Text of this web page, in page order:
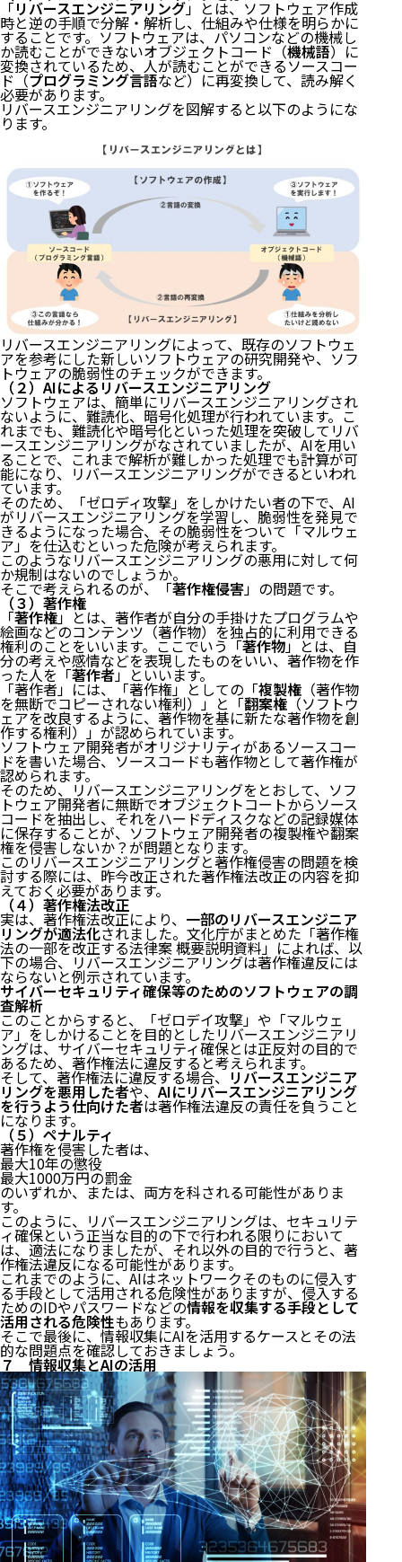
「リバースエンジニアリング」とは、ソフトウェア作成
時と逆の手順で分解・解析し、仕組みや仕様を明らかに
することです。ソフトウェアは、パソコンなどの機械し
か読むことができないオブジェクトコード（機械語）に
変換されているため、人が読むことができるソースコー
ド（プログラミング言語など）に再変換して、読み解く
必要があります。
リバースエンジニアリングを図解すると以下のようにな
ります。
リバースエンジニアリングによって、既存のソフトウェ
アを参考にした新しいソフトウェアの研究開発や、ソフ
トウェアの脆弱性のチェックができます。
（２）AIによるリバースエンジニアリング
ソフトウェアは、簡単にリバースエンジニアリングされ
ないように、難読化、暗号化処理が行われています。こ
れまでも、難読化や暗号化といった処理を突破してリバ
ースエンジニアリングがなされていましたが、AIを用い
ることで、これまで解析が難しかった処理でも計算が可
能になり、リバースエンジニアリングができるといわれ
ています。
そのため、「ゼロディ攻撃」をしかけたい者の下で、AI
がリバースエンジニアリングを学習し、脆弱性を発見で
きるようになった場合、その脆弱性をついて「マルウェ
ア」を仕込むといった危険が考えられます。
このようなリバースエンジニアリングの悪用に対して何
か規制はないのでしょうか。
そこで考えられるのが、「著作権侵害」の問題です。
（３）著作権
「著作権」とは、著作者が自分の手掛けたプログラムや
絵画などのコンテンツ（著作物）を独占的に利用できる
権利のことをいいます。ここでいう「著作物」とは、自
分の考えや感情などを表現したものをいい、著作物を作
った人を「著作者」といいます。
「著作者」には、「著作権」としての「複製権 （著作物
を無断でコピーされない権利）」と「翻案権（ソフトウ
ェアを改良するように、著作物を基に新たな著作物を創
作する権利）」が認められています。
ソフトウェア開発者がオリジナリティがあるソースコー
ドを書いた場合、ソースコードも著作物として著作権が
認められます。
そのため、リバースエンジニアリングをとおして、ソフ
トウェア開発者に無断でオブジェクトコートからソース
コードを抽出し、それをハードディスクなどの記録媒体
に保存することが、ソフトウェア開発者の複製権や翻案
権を侵害しないか？が問題となります。
このリバースエンジニアリングと著作権侵害の問題を検
討する際には、昨今改正された著作権法改正の内容を抑
えておく必要があります。
（４）著作権法改正
実は、著作権法改正により、 一部のリバースエンジニア
リングが適法化されました。文化庁がまとめた「著作権
法の一部を改正する法律案 概要説明資料」によれば、以
下の場合、リバースエンジニアリングは著作権違反には
ならないと例示されています。
サイバーセキュリティ確保等のためのソフトウェアの調
査解析
このことからすると、「ゼロデイ攻撃」や「マルウェ
ア」をしかけることを目的としたリバースエンジニアリ
ングは、サイバーセキュリティ確保とは正反対の目的で
あるため、著作権法に違反すると考えられます。
そして、著作権法に違反する場合、 リバースエンジニア
リングを悪用した者や、AIにリバースエンジニアリング
を行うよう仕向けた者は著作権法違反の責任を負うこと
になります。
（５）ペナルティ
著作権を侵害した者は、
最大10年の懲役
最大1000万円の罰金
のいずれか、または、両方を科される可能性がありま
す。
このように、リバースエンジニアリングは、セキュリテ
ィ確保という正当な目的の下で行われる限りにおいて
は、適法になりましたが、それ以外の目的で行うと、著
作権法違反になる可能性があります。
これまでのように、AIはネットワークそのものに侵入す
る手段として活用される危険性がありますが、侵入する
ためのIDやパスワードなどの情報を収集する手段として
活用される危険性もあります。
そこで最後に、情報収集にAIを活用するケースとその法
的な問題点を確認しておきましょう。
７ 情報収集とAIの活用
３ 不正指令電磁的記録作成等罪（コンピューター・
ウィルスに関する罪）
（１）不正指令電磁的記録作成等罪とは？
（２）「作成」・「提供」・「供用」とは？
①「作成」
③「供用」
（３）「正当な理由なく」とは？
（４）ペナルティ
４ マルウェアの開発・改造の責任
（１）CASE①：人がマルウェアを開発するケース
（２）CASE②：他人がマルウェアに改造するケー
ス
（３）CASE③：AIを用いてマルウェアを開発・改
造するケース
（４）CASE④：AI自身が０からマルウェアを開発
するケース
５ AIを活用したサイバー攻撃
（１）サイバー攻撃とは？
（２）AIの活用
（３）不正アクセス罪
（４）ペナルティ
６ AIによるリバースエンジニアリングと脆弱性検査
（１）リバースエンジニアリングとは？
（２）AIによるリバースエンジニアリング
（３）著作権
（４）著作権法改正
（５）ペナルティ
７ 情報収集とAIの活用
（１）情報収集
（２）個人情報保護法
（３）ペナルティ
８ AIの開発者の責任
９ 小括
１０ まとめ